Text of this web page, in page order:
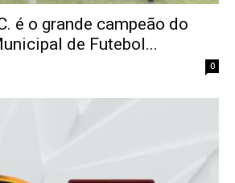
é o grande campeão do
de Futebol...
0